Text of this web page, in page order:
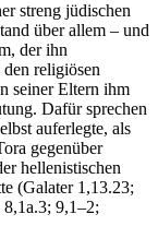
streng jüdischen
über allem – und
der ihn
religiösen
seiner Eltern ihm
Dafür sprechen
auferlegte, als
gegenüber
hellenistischen
(Galater 1,13.23;
9,1–2;